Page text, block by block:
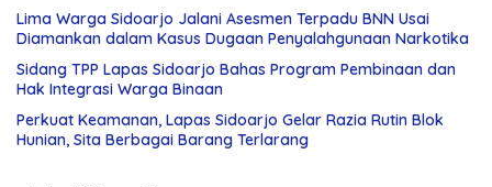
Lima Warga Sidoarjo Jalani Asesmen Terpadu BNN Usai
Diamankan dalam Kasus Dugaan Penyalahgunaan Narkotika
Sidang TPP Lapas Sidoarjo Bahas Program Pembinaan dan
Hak Integrasi Warga Binaan
Perkuat Keamanan, Lapas Sidoarjo Gelar Razia Rutin Blok
Hunian, Sita Berbagai Barang Terlarang